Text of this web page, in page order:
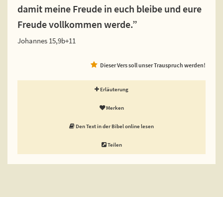
damit meine Freude in euch bleibe und eure
Freude vollkommen werde.”
Johannes 15,9b+11
Dieser Vers soll unser Trauspruch werden!
Erläuterung
Merken
Den Text in der Bibel online lesen
Teilen